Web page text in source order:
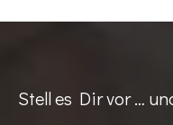
Stell es Dir vor …